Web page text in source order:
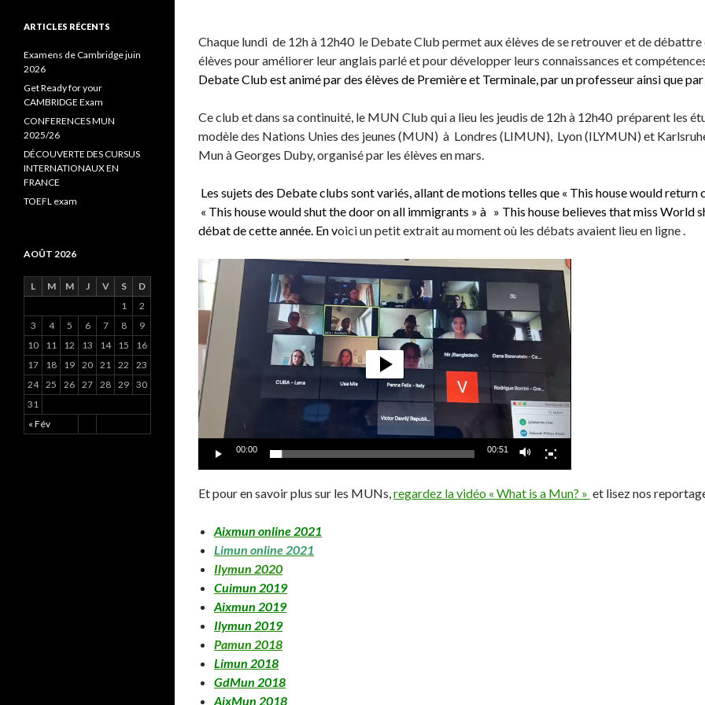
Chaque lundi de 12h à 12h40 le Debate Club permet aux élèves de se retrouver et de débattre
élèves pour améliorer leur anglais parlé et pour développer leurs connaissances et
Debate Club est animé par des élèves de Première et Terminale, par un professeur ainsi que par
Ce club et dans sa continuité, le MUN Club qui a lieu les jeudis de 12h à 12h40 préparent les
modèle des Nations Unies des jeunes (MUN) à Londres (LIMUN), Lyon (ILYMUN) et
Mun à Georges Duby, organisé par les élèves en mars.
Les sujets des Debate clubs sont variés, allant de motions telles que « This house would
« This house would shut the door on all immigrants » à » This house believes that miss World
débat de cette année. En voici un petit extrait au moment où les débats avaient lieu en ligne .
Lecteur
vidéo
00:00 00:51
Et pour en savoir plus sur les MUNs,regardez la vidéo « What is a Mun? » et lisez nos
Aixmun online 2021
Limun online 2021
Ilymun 2020
Cuimun 2019
Aixmun 2019
Ilymun 2019
Pamun 2018
Limun 2018
GdMun 2018
AixMun 2018
e
c
h
e
r
:
ARTICLES RÉCENTS
Examens de Cambridge juin
2026
Get Ready for your
CAMBRIDGE Exam
CONFERENCES MUN
2025/26
DÉCOUVERTE DES CURSUS
INTERNATIONAUX EN
FRANCE
TOEFL exam
AOÛT 2026
L M M J V S D
« Fév
1
2
3
4 5 6 7 8
9
10
11 12 13 14 15
16
17
18 19 20 21 22
23
24 25 26 27 28 29 30
31